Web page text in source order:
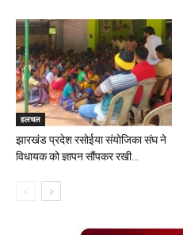
हलचल
झारखंड प्रदेश रसोईया संयोजिका संघ ने
विधायक को ज्ञापन सौंपकर रखी...